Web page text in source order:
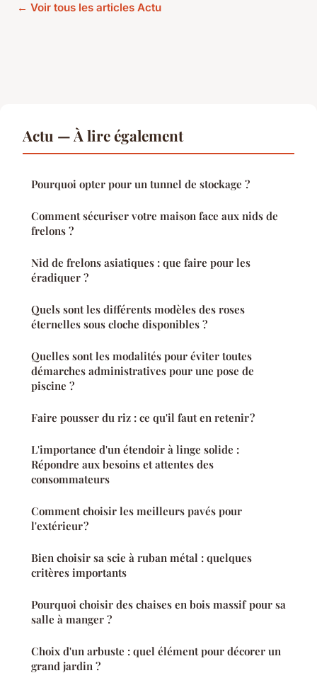
← Voir tous les articles Actu
Actu — À lire également
Pourquoi opter pour un tunnel de stockage ?
Comment sécuriser votre maison face aux nids de
frelons ?
Nid de frelons asiatiques : que faire pour les
éradiquer ?
Quels sont les différents modèles des roses
éternelles sous cloche disponibles ?
Quelles sont les modalités pour éviter toutes
démarches administratives pour une pose de
piscine ?
Faire pousser du riz : ce qu'il faut en retenir ?
L'importance d'un étendoir à linge solide :
Répondre aux besoins et attentes des
consommateurs
Comment choisir les meilleurs pavés pour
l'extérieur ?
Bien choisir sa scie à ruban métal : quelques
critères importants
Pourquoi choisir des chaises en bois massif pour sa
salle à manger ?
Choix d'un arbuste : quel élément pour décorer un
grand jardin ?